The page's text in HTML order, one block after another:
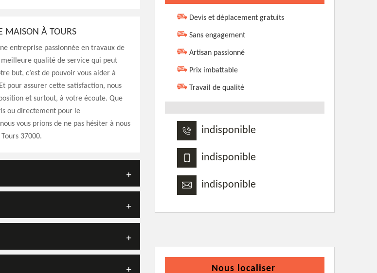
MAISON À TOURS
entreprise passionnée en travaux de
qualité de service qui peut
but, c’est de pouvoir vous aider à
pour assurer cette satisfaction, nous
et surtout, à votre écoute. Que
ou directement pour le
vous prions de ne pas hésiter à nous
37000.
Devis et déplacement gratuits
Sans engagement
Artisan passionné
Prix imbattable
Travail de qualité
indisponible
indisponible
indisponible
Nous localiser